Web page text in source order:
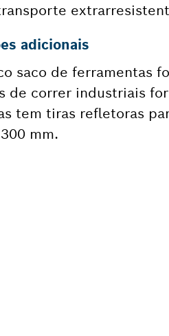
adicionais
saco de ferramentas
de correr industriais
tem tiras refletoras
mm.